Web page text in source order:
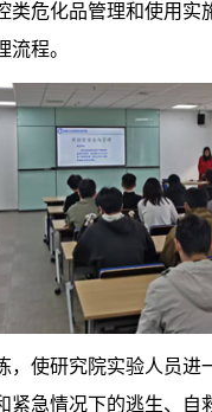
类危化品管理和使用
程。
，使研究院实验人员
紧急情况下的逃生、